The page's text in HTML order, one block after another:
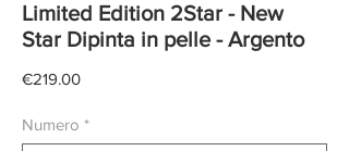
Limited Edition 2Star - New
Star Dipinta in pelle - Argento
€219.00Price
Numero *